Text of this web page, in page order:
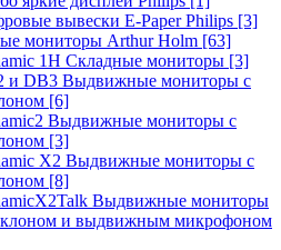
вывески E-Paper Philips [3]
мониторы Arthur Holm [63]
1Н Складные мониторы [3]
и DB3 Выдвижные мониторы с
[6]
Выдвижные мониторы с
[3]
X2 Выдвижные мониторы с
[8]
Выдвижные мониторы
и выдвижным микрофоном